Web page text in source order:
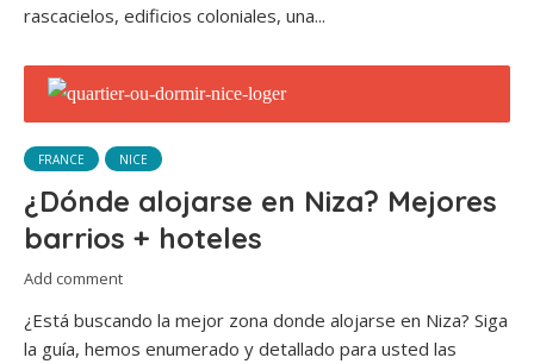
rascacielos, edificios coloniales, una...
FRANCE NICE
¿Dónde alojarse en Niza? Mejores
barrios + hoteles
Add comment
¿Está buscando la mejor zona donde alojarse en Niza? Siga
la guía, hemos enumerado y detallado para usted las